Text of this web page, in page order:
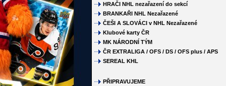
HRAČI NHL nezařazení do sekcí
BRANKAŘI NHL Nezařazené
ČEŠI A SLOVÁCI v NHL Nezařazené
Klubové karty ČR
MK NÁRODNÍ TÝM
ČR EXTRALIGA / OFS / DS / OFS plus / APS
SEREAL KHL
PŘIPRAVUJEME